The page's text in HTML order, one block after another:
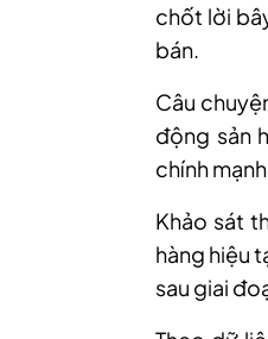
chốt lời
bán.
Câu
động sản
chính
Khảo sát
hàng hiệu
sau giai